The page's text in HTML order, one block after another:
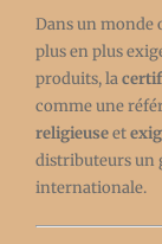
Dans un monde
plus en plus
produits, la
comme une
religieuseet
distributeurs un
internationale.